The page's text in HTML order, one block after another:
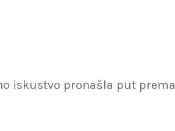
iskustvo pronašla put